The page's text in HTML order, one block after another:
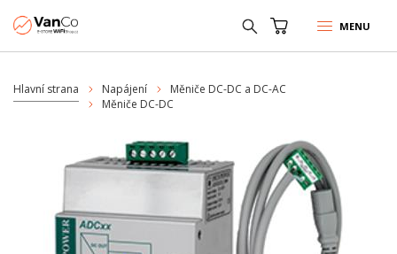
MENU
Hlavní strana Napájení
Měniče DC-DC a DC-AC
Měniče DC-DC